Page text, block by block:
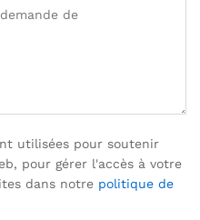
utilisées pour soutenir
pour gérer l'accès à votre
dans notre politique de